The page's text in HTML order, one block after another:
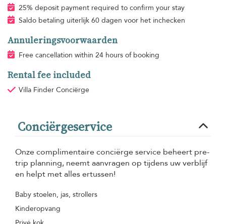
25% deposit payment required to confirm your stay
Saldo betaling uiterlijk 60 dagen voor het inchecken
Annuleringsvoorwaarden
Free cancellation within 24 hours of booking
Rental fee included
Villa Finder Conciërge
Conciërgeservice
Onze complimentaire conciërge service beheert pre-
trip planning, neemt aanvragen op tijdens uw verblijf
en helpt met alles ertussen!
Baby stoelen, jas, strollers
Kinderopvang